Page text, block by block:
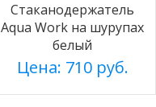
Стаканодержатель
Aqua Work на шурупах
белый
Цена: 710 руб.